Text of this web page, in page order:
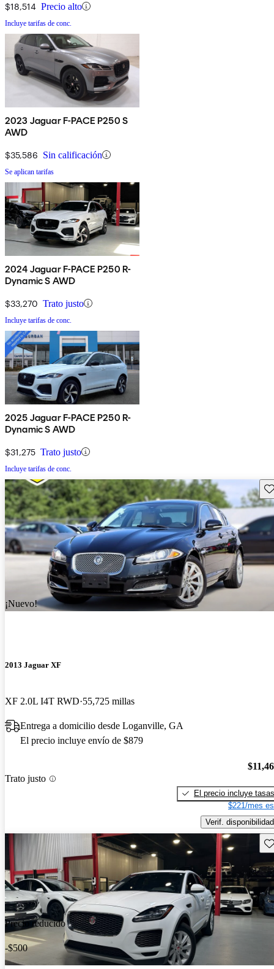
$18,514 Precio alto
Incluye tarifas de conc.
2023 Jaguar F-PACE P250 S
AWD
$35,586 Sin calificación
Se aplican tarifas
2024 Jaguar F-PACE P250 R-
Dynamic S AWD
$33,270 Trato justo
Incluye tarifas de conc.
2025 Jaguar F-PACE P250 R-
Dynamic S AWD
$31,275 Trato justo
Incluye tarifas de conc.
¡Nuevo!
2013 Jaguar XF
XF 2.0L I4T RWD 55,725 millas
Entrega a domicilio desde Loganville, GA
El precio incluye envío de $879
Trato justo
El precio incluye tasas
$221/mes
Verif. disponibilidad
Precio reducido
-$500